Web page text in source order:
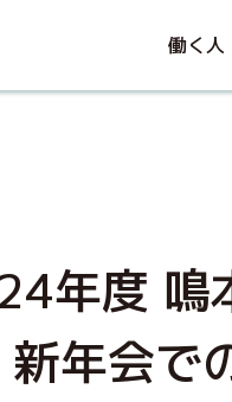
働く人
年度
会で